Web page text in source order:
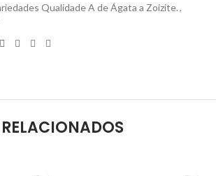
Qualidade A de Ágata a Zoizite.,